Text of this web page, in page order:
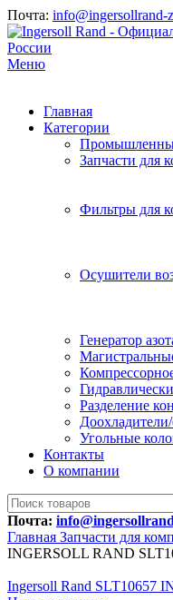
Почта: info@ingersollrand-
Меню
Главная
Категории
Запчасти для
Фильтры для
Осушители
Генератор
Разделение
Угольные
Контакты
О компании
Почта:
Главная Запчасти для
INGERSOLL RAND
Ingersoll Rand SLT10657